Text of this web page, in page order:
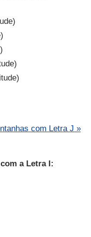
com Letra J »
a Letra I: